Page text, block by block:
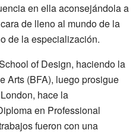
en ella aconsejándola a
de lleno al mundo de la
de la especialización.
of Design, haciendo la
Arts (BFA), luego prosigue
hace la
en Professional
fueron con una